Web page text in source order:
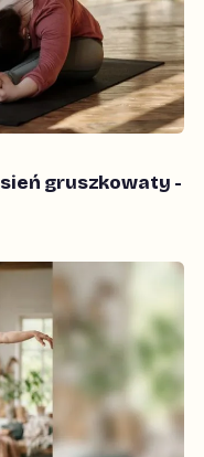
gruszkowaty -